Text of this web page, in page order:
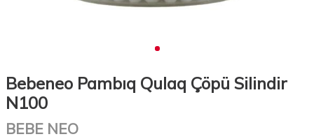
Bebeneo Pambıq Qulaq Çöpü Silindir
N100
BEBE NEO